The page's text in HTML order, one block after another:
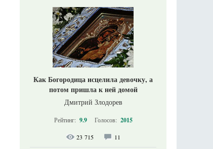
Как Богородица исцелила девочку, а
потом пришла к ней домой
Дмитрий Злодорев
Рейтинг: 9.9 Голосов: 2015
23 715 11